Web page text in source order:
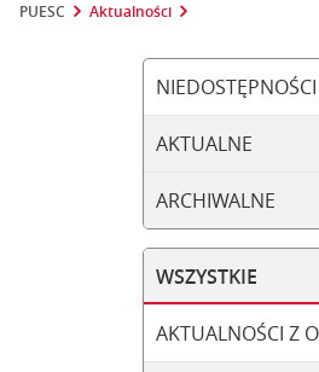
PUESC Aktualności
NIEDOSTĘPNOŚCI
AKTUALNE
ARCHIWALNE
WSZYSTKIE
AKTUALNOŚCI Z